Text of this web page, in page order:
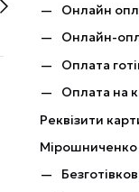
Онлайн
Онлайн-
Оплата
Оплата на
Реквізити
Мірошниченко